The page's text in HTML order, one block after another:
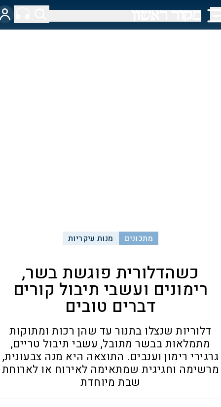
מתכונים מנות עיקריות
כשהדלורית פוגשת בשר,
רימונים ועשבי תיבול קורים
דברים טובים
דלוריות שנצלו בתנור עד שהן רכות ומתוקות
מתמלאות בבשר מתובל, עשבי תיבול טריים,
גרגירי רימון וענבים. התוצאה היא מנה צבעונית,
מרשימה וחגיגית שמתאימה לאירוח או לארוחת
שבת מיוחדת